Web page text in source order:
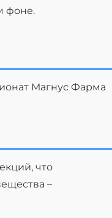
фоне.
Магнус Фарма
что
–